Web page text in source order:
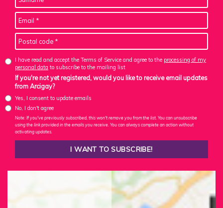
I have read and accept the Terms of Service and agree to the processing of my
personal data to subscribe to the mailing list
If you're not yet registered, would you like to receive email updates
from Arcigay?
Yes, I consent to update emails
No, I don't agree
Note: If you've previously subscribed, this won't remove you from the list. You can unsubscribe
using the link provided in the emails you receive. You can always complete an action without
activating updates.